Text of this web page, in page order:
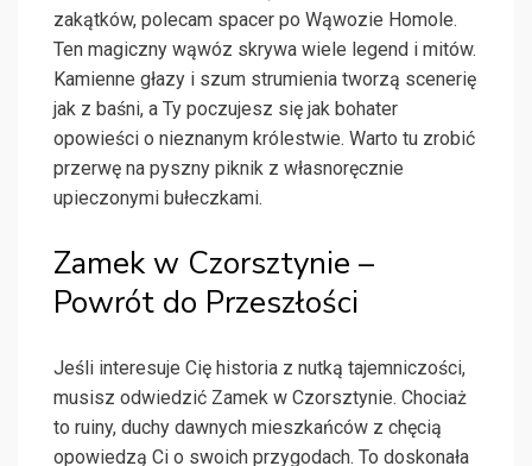
zakątków, polecam spacer po Wąwozie Homole.
Ten magiczny wąwóz skrywa wiele legend i mitów.
Kamienne głazy i szum strumienia tworzą scenerię
jak z baśni, a Ty poczujesz się jak bohater
opowieści o nieznanym królestwie. Warto tu zrobić
przerwę na pyszny piknik z własnoręcznie
upieczonymi bułeczkami.
Zamek w Czorsztynie –
Powrót do Przeszłości
Jeśli interesuje Cię historia z nutką tajemniczości,
musisz odwiedzić Zamek w Czorsztynie. Chociaż
to ruiny, duchy dawnych mieszkańców z chęcią
opowiedzą Ci o swoich przygodach. To doskonała